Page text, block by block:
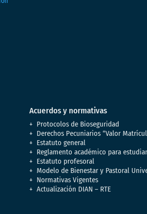
Acuerdos y normativas
Protocolos de Bioseguridad
Derechos Pecuniarios “Valor
Estatuto general
Reglamento académico para
Estatuto profesoral
Modelo de Bienestar y Pastoral
Normativas Vigentes
Actualización DIAN – RTE